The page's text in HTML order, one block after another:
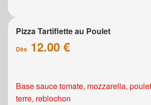
Pizza Tartiflette au Poulet
Dès 12.00 €
Base sauce tomate, mozzarella,
terre, reblochon